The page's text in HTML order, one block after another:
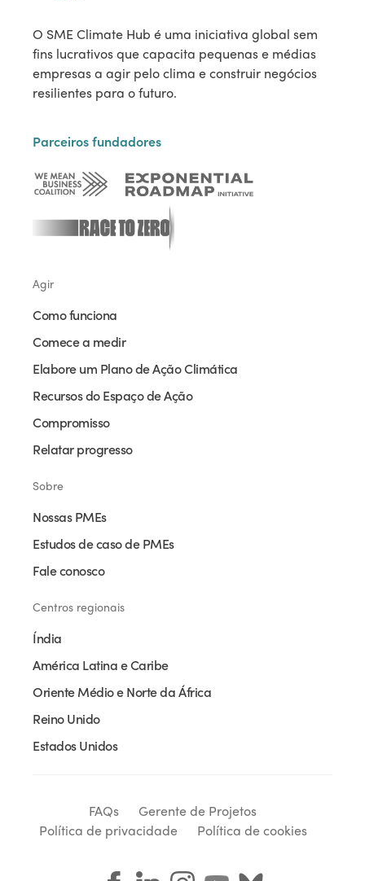
O SME Climate Hub é uma iniciativa global sem
fins lucrativos que capacita pequenas e médias
empresas a agir pelo clima e construir negócios
resilientes para o futuro.
Parceiros fundadores
Agir
Como funciona
Comece a medir
Elabore um Plano de Ação Climática
Recursos do Espaço de Ação
Compromisso
Relatar progresso
Sobre
Nossas PMEs
Estudos de caso de PMEs
Fale conosco
Centros regionais
Índia
América Latina e Caribe
Oriente Médio e Norte da África
Reino Unido
Estados Unidos
FAQs
Gerente de Projetos
Política de privacidade
Política de cookies